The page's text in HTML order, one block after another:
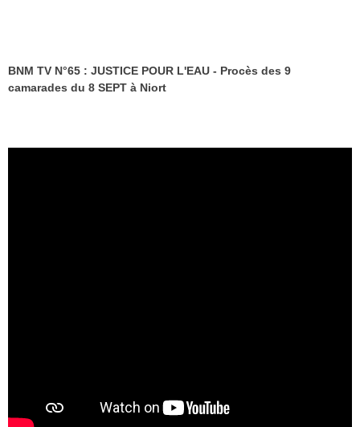
BNM TV N°65 : JUSTICE POUR L'EAU - Procès des 9
camarades du 8 SEPT à Niort